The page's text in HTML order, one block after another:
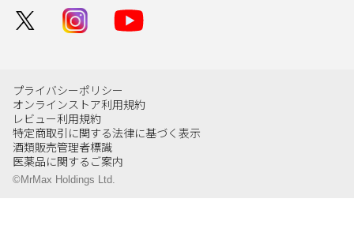
プライバシーポリシー
オンラインストア利用規約
レビュー利用規約
特定商取引に関する法律に基づく表示
酒類販売管理者標識
医薬品に関するご案内
©MrMax Holdings Ltd.